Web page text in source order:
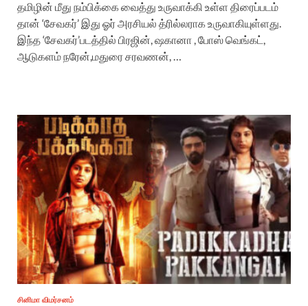
தமிழின் மீது நம்பிக்கை வைத்து உருவாக்கி உள்ள திரைப்படம்
தான் ‘சேவகர்’ இது ஓர் அரசியல் த்ரில்லராக உருவாகியுள்ளது.
இந்த ‘சேவகர்’படத்தில் பிரஜின், ஷகானா , போஸ் வெங்கட்,
ஆடுகளம் நரேன்,மதுரை சரவணன், …
சினிமா விமர்சனம்